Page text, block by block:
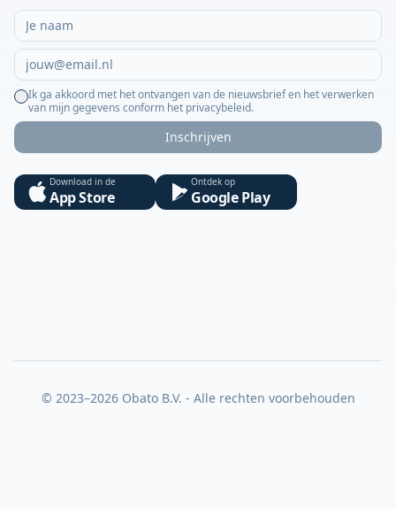
Ik ga akkoord met het ontvangen van de nieuwsbrief en het verwerken
van mijn gegevens conform het privacybeleid.
Inschrijven
Download in de
App Store
Ontdek op
Google Play
© 2023–2026 Obato B.V. - Alle rechten voorbehouden